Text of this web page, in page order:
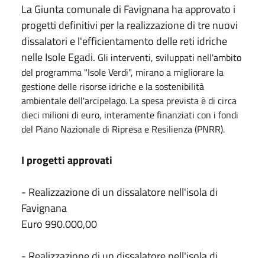
La Giunta comunale di Favignana ha approvato i
progetti definitivi per la realizzazione di tre nuovi
dissalatori e l'efficientamento delle reti idriche
nelle Isole Egadi. Gli interventi, sviluppati nell'ambito
del programma "Isole Verdi", mirano a migliorare la
gestione delle risorse idriche e la sostenibilità
ambientale dell'arcipelago. La spesa prevista è di circa
dieci milioni di euro, interamente finanziati con i fondi
del Piano Nazionale di Ripresa e Resilienza (PNRR).
I progetti approvati
- Realizzazione di un dissalatore nell'isola di
Favignana
Euro 990.000,00